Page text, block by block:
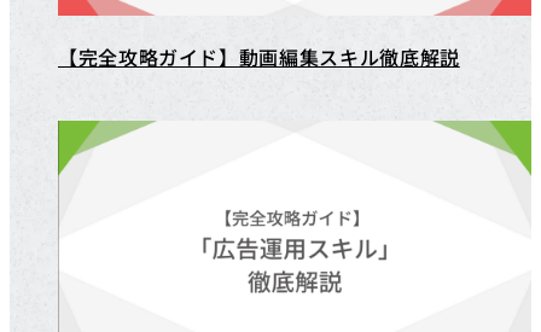
【完全攻略ガイド】動画編集スキル徹底解説